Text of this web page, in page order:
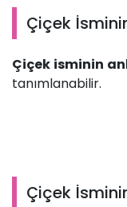
Çiçek
Çiçek isminin
tanımlanabilir.
Çiçek